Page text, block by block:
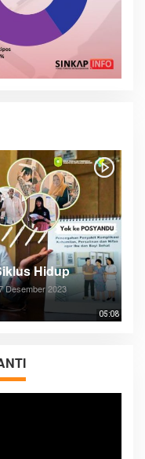
05:08
Hidup
Desember 2023